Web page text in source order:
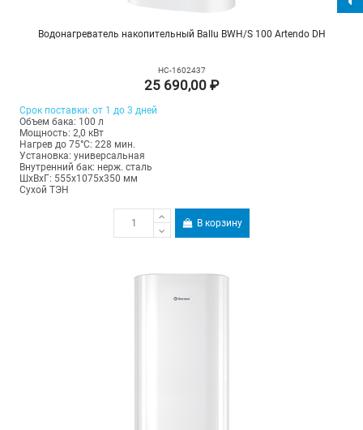
Водонагреватель накопительный Ballu BWH/S 100 Artendo DH
НС-1602437
25 690,00 ₽
Срок поставки: от 1 до 3 дней
Объем бака: 100 л
Мощность: 2,0 кВт
Нагрев до 75°С: 228 мин.
Установка: универсальная
Внутренний бак: нерж. сталь
ШхВхГ: 555х1075х350 мм
Сухой ТЭН
В корзину